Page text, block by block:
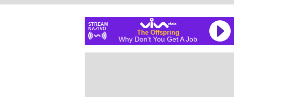
STREAM
NAŽIVO
The Offspring
Why Don't You Get A Job